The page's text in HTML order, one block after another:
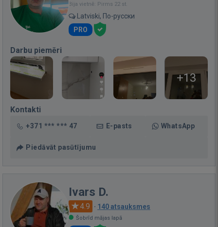
Bija vietnē: Pirms 22 st.
Latviski, По-русски
PRO
Darbu piemēri
+13
Kontakti
+371 *** *** 47 E-pasts WhatsApp
Piedāvāt pasūtījumu
Ivars D.
4.9 · 140 atsauksmes
Šobrīd mājas lapā